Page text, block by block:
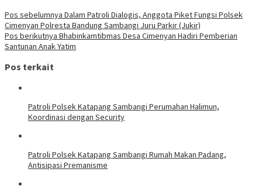
Pos sebelumnya Dalam Patroli Dialogis, Anggota Piket Fungsi Polsek
Cimenyan Polresta Bandung Sambangi Juru Parkir (Jukir)
Pos berikutnya Bhabinkamtibmas Desa Cimenyan Hadiri Pemberian
Santunan Anak Yatim
Pos terkait
‎Patroli Polsek Katapang Sambangi Perumahan Halimun,
Koordinasi dengan Security
‎Patroli Polsek Katapang Sambangi Rumah Makan Padang,
Antisipasi Premanisme